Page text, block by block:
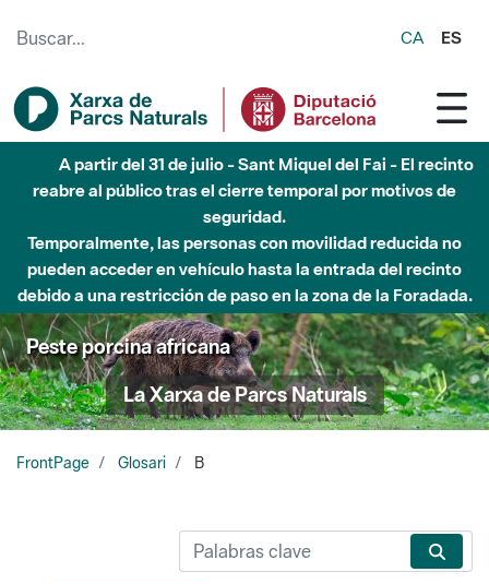
CA ES
A partir del 31 de julio - Sant Miquel del Fai - El recinto
reabre al público tras el cierre temporal por motivos de
seguridad.
Temporalmente, las personas con movilidad reducida no
pueden acceder en vehículo hasta la entrada del recinto
debido a una restricción de paso en la zona de la Foradada.
Peste porcina africana
La Xarxa de Parcs Naturals
FrontPage Glosari B